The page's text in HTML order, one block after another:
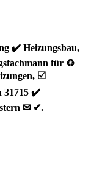
✔️ Heizungsbau,
für ♻
☑️
31715 ✔️
✉ ✔.